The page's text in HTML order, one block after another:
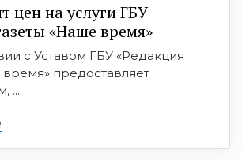
цен на услуги ГБУ
«Наше время»
с Уставом ГБУ «Редакция
предоставляет
...